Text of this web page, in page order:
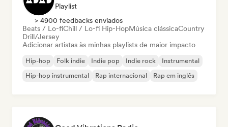
Playlist
> 4900 feedbacks enviados
Beats / Lo-fiChill / Lo-fi Hip-HopMúsica clássicaCountry
Drill/Jersey
Adicionar artistas às minhas playlists de maior impacto
Hip-hop Folk indie Indie pop Indie rock
Instrumental
Hip-hop instrumental
Rap internacional Rap em inglês